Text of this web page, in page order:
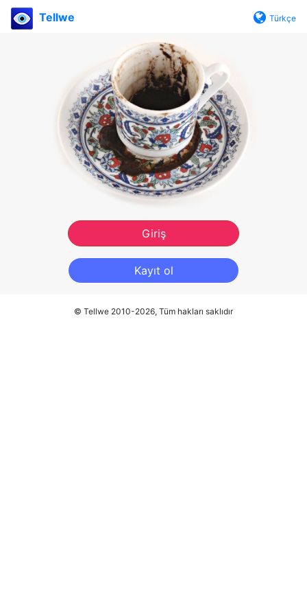
Tellwe Türkçe
Giriş
Kayıt ol
© Tellwe 2010-2026, Tüm hakları saklıdır